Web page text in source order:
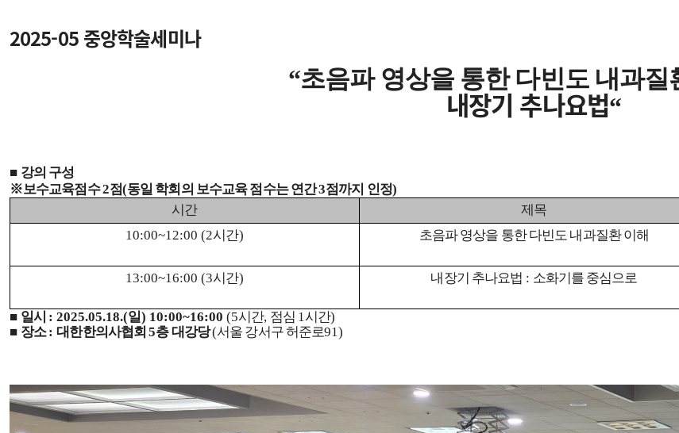
2025-05 중앙학술세미나
“초음파 영상을 통한 다빈도 내과질
내장기 추나요법“
■ 강의 구성
※보수교육점수2점(동일 학회의 보수교육 점수는 연간3점까지 인정)
시간
제목
10:00~12:00 (2시간) 초음파 영상을 통한 다빈도 내과질환 이해
13:00~16:00 (3시간) 내장기 추나요법 : 소화기를 중심으로
■ 일시 : 2025.05.18.(일) 10:00~16:00 (5시간, 점심 1시간)
■ 장소:대한한의사협회5층 대강당(서울 강서구 허준로91)